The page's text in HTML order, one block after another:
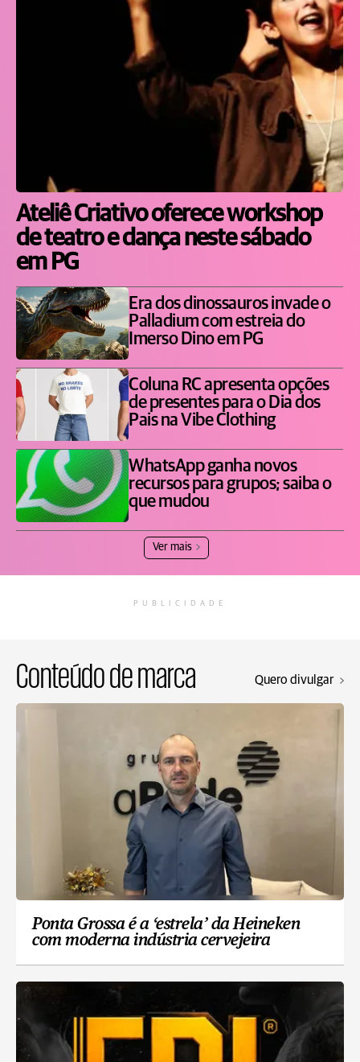
Ateliê Criativo oferece workshop
de teatro e dança neste sábado
em PG
Era dos dinossauros invade o
Palladium com estreia do
Imerso Dino em PG
Coluna RC apresenta opções
de presentes para o Dia dos
Pais na Vibe Clothing
WhatsApp ganha novos
recursos para grupos; saiba o
que mudou
Ver mais
PUBLICIDADE
Conteúdo de marca Quero divulgar
Ponta Grossa é a ‘estrela’ da Heineken
com moderna indústria cervejeira